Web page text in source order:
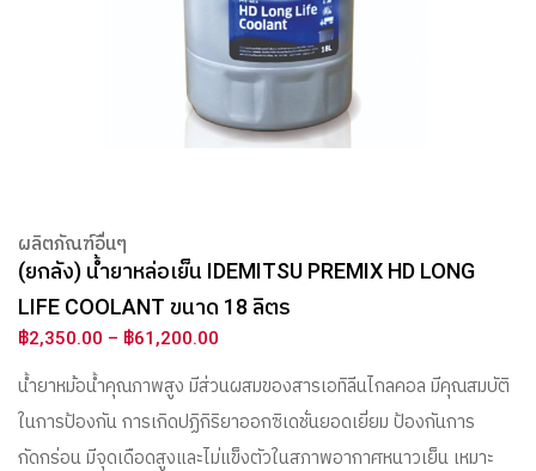
ผลิตภัณฑ์อื่นๆ
(ยกลัง) น้ำยาหล่อเย็น IDEMITSU PREMIX HD LONG
LIFE COOLANT ขนาด 18 ลิตร
฿2,350.00 – ฿61,200.00
น้ำยาหม้อน้ำคุณภาพสูง มีส่วนผสมของสารเอทิลีนไกลคอล มีคุณสมบัติ
ในการป้องกัน การเกิดปฏิกิริยาออกซิเดชั่นยอดเยี่ยม ป้องกันการ
กัดกร่อน มีจุดเดือดสูงและไม่แข็งตัวในสภาพอากาศหนาวเย็น เหมาะ